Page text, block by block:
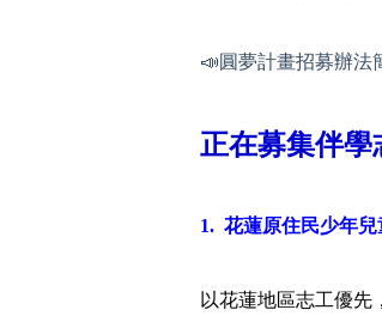
📣圓夢計畫招募辦法
正在募集伴
1. 花蓮原住民少年兒
以花蓮地區志工優先